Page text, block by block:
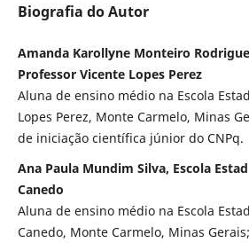
Biografia do Autor
Amanda Karollyne Monteiro
Professor Vicente Lopes Perez
Aluna de ensino médio na Escola
Lopes Perez, Monte Carmelo, Minas
de iniciação científica júnior do CNPq.
Ana Paula Mundim Silva, Escola
Canedo
Aluna de ensino médio na Escola
Canedo, Monte Carmelo, Minas